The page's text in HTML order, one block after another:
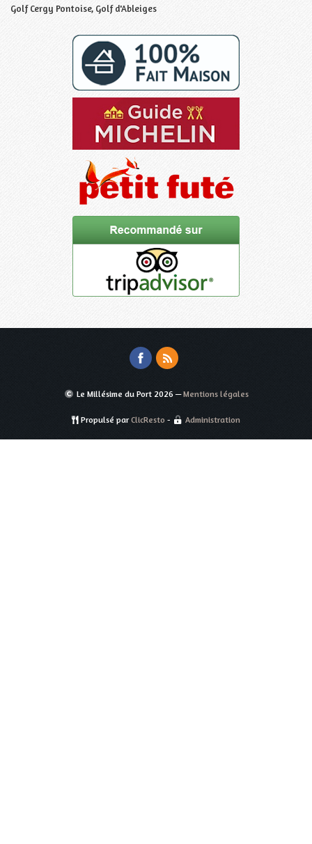
Golf Cergy Pontoise, Golf d'Ableiges
Le Millésime du Port2026 —Mentions légales
Propulsé parClicResto - Administration